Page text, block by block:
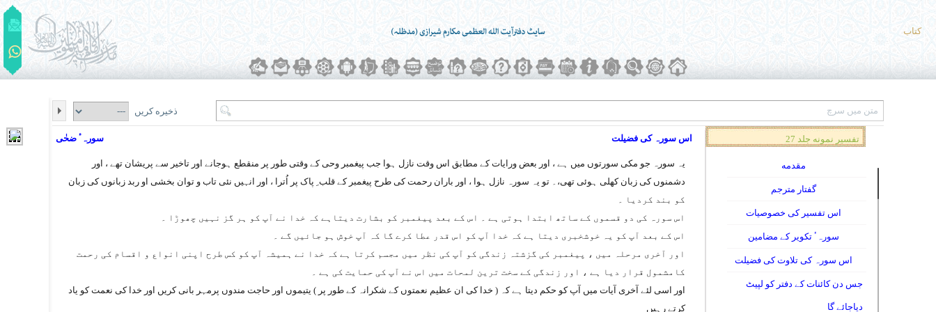
کتاب
ذخیره کریں
تفسیر نمونه جلد 27
مقدمه
گفتار مترجم
اس تفسیر کی خصوصیات
سورہٴ تکویر کے مضامین
اس سورہ کی تلاوت کی فضیلت
جس دن کائنات کے دفتر کو لپیٹ
دیاجائے گا
اس سورہ کی فضیلت سورہٴ ضحٰی
یہ سورہ جو مکی سورتوں میں ہے ، اور بعض ورایات کے مطابق اس وقت نازل ہوا جب پیغمبر وحی کے وقتی طور پر منقطع ہوجانے اور تاخیر سے پریشان تھے ، اور
دشمنوں کی زبان کھلی ہوئی تھی،۔ تو یہ سورہ نازل ہوا ، اور باران رحمت کی طرح پیغمبر کے قلب ِ پاک پر اُترا ، اور انہیں نئی تاب و توان بخشی او ربد زبانوں کی زبان
کو بند کردیا ۔
اس سورہ کی دو قسموں کے ساتھ ابتدا ہوتی ہے ۔ اس کے بعد پیغمبر کو بشارت دیتاہے کہ خدا نے آپ کو ہر گز نہیں چھوڑا ۔
اس کے بعد آپ کو یہ خوشخبری دیتا ہے کہ خدا آپ کو اس قدر عطا کرے گا کہ آپ خوش ہو جائیں گے ۔
اور آخری مرحلہ میں ، پیغمبر کی گزشتہ زندگی کو آپ کی نظر میں مجسم کرتا ہے کہ خدا نے ہمیشہ آپ کو کس طرح اپنی انواع و اقسام کی رحمت
کامشمول قرار دیا ہے ، اور زندگی کے سخت ترین لمحات میں اس نے آپ کی حمایت کی ہے ۔
اور اسی لئے آخری آیات میں آپ کو حکم دیتا ہے کہ ( خدا کی ان عظیم نعمتوں کے شکرانہ کے طور پر ) یتیموں اور حاجت مندوں پرمہر بانی کریں اور خدا کی نعمت کو یاد
کرتے رہیں